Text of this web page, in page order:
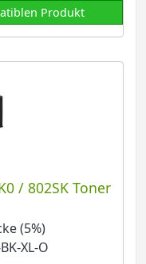
Produkt
/ 802SK Toner
(5%)
XL-O